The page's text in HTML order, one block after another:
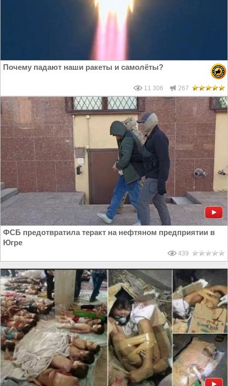
Почему падают наши ракеты и самолёты?
11 306 267
ФСБ предотвратила теракт на нефтяном предприятии в
Югре
439